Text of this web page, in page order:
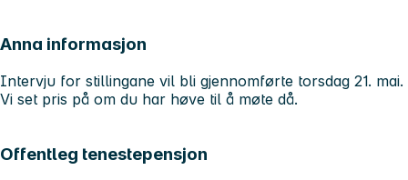
Anna informasjon
Intervju for stillingane vil bli gjennomførte torsdag 21. mai.
Vi set pris på om du har høve til å møte då.
Offentleg tenestepensjon